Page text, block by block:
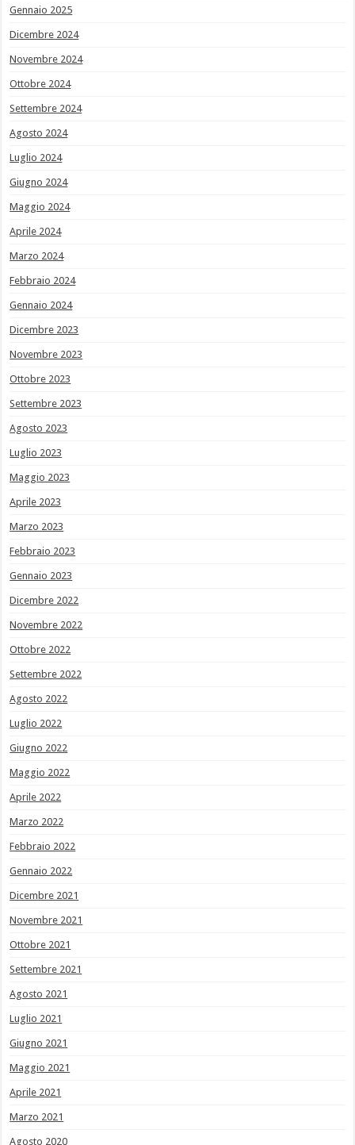
Gennaio 2025
Dicembre 2024
Novembre 2024
Ottobre 2024
Settembre 2024
Agosto 2024
Luglio 2024
Giugno 2024
Maggio 2024
Aprile 2024
Marzo 2024
Febbraio 2024
Gennaio 2024
Dicembre 2023
Novembre 2023
Ottobre 2023
Settembre 2023
Agosto 2023
Luglio 2023
Maggio 2023
Aprile 2023
Marzo 2023
Febbraio 2023
Gennaio 2023
Dicembre 2022
Novembre 2022
Ottobre 2022
Settembre 2022
Agosto 2022
Luglio 2022
Giugno 2022
Maggio 2022
Aprile 2022
Marzo 2022
Febbraio 2022
Gennaio 2022
Dicembre 2021
Novembre 2021
Ottobre 2021
Settembre 2021
Agosto 2021
Luglio 2021
Giugno 2021
Maggio 2021
Aprile 2021
Marzo 2021
Agosto 2020